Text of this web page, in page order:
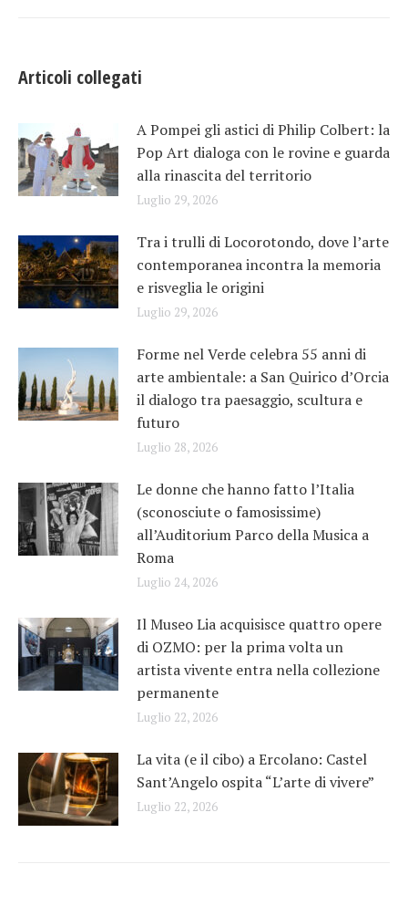
Articoli collegati
A Pompei gli astici di Philip Colbert: la
Pop Art dialoga con le rovine e guarda
alla rinascita del territorio
Luglio 29, 2026
Tra i trulli di Locorotondo, dove l’arte
contemporanea incontra la memoria
e risveglia le origini
Luglio 29, 2026
Forme nel Verde celebra 55 anni di
arte ambientale: a San Quirico d’Orcia
il dialogo tra paesaggio, scultura e
futuro
Luglio 28, 2026
Le donne che hanno fatto l’Italia
(sconosciute o famosissime)
all’Auditorium Parco della Musica a
Roma
Luglio 24, 2026
Il Museo Lia acquisisce quattro opere
di OZMO: per la prima volta un
artista vivente entra nella collezione
permanente
Luglio 22, 2026
La vita (e il cibo) a Ercolano: Castel
Sant’Angelo ospita “L’arte di vivere”
Luglio 22, 2026